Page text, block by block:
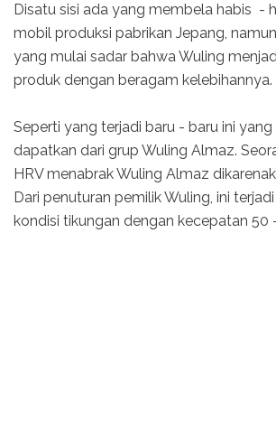
Disatu sisi ada yang membela habis -
mobil produksi pabrikan Jepang,
yang mulai sadar bahwa Wuling
produk dengan beragam kelebihannya.
Seperti yang terjadi baru - baru ini
dapatkan dari grup Wuling Almaz.
HRV menabrak Wuling Almaz
Dari penuturan pemilik Wuling, ini
kondisi tikungan dengan kecepatan